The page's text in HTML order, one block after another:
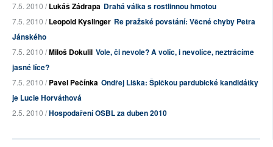
7.5. 2010 /Lukáš Zádrapa Drahá válka s rostlinnou hmotou
7.5. 2010 /Leopold Kyslinger Re pražské povstání: Věcné chyby Petra
Jánského
7.5. 2010 /Miloš Dokulil Vole, či nevole? A volíc, i nevolíce, neztrácíme
jasné líce?
7.5. 2010 /Pavel Pečínka Ondřej Liška: Špičkou pardubické kandidátky
je Lucie Horváthová
2.5. 2010 /Hospodaření OSBL za duben 2010